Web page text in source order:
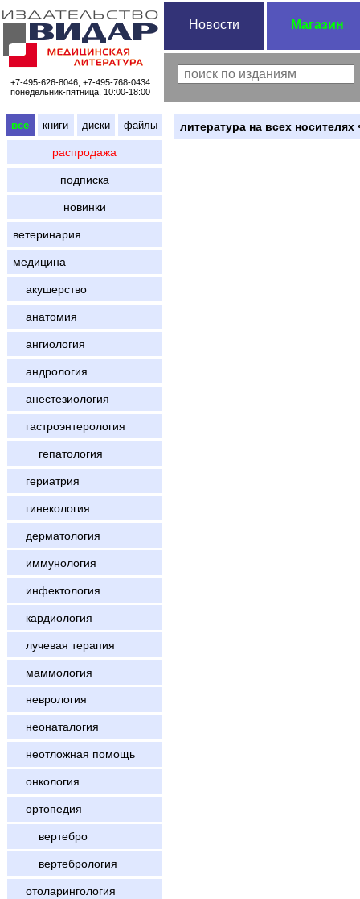
+7-495-626-8046, +7-495-768-0434
понедельник-пятница, 10:00-18:00
Новости Магазин
все книги диски файлы
распродажа
подписка
новинки
ветеринария
медицина
акушерство
анатомия
ангиология
андрология
анестезиология
гастроэнтерология
гепатология
гериатрия
гинекология
дерматология
иммунология
инфектология
кардиология
лучевая терапия
маммология
неврология
неонаталогия
неотложная помощь
онкология
ортопедия
вертебро
вертебрология
отоларингология
литература на всех носителях